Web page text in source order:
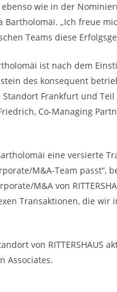
wie in der
Bartholomäi. „Ich freue
Teams diese
ist nach dem
des konsequent
Frankfurt und
Co-Managing
eine versierte
M&A-Team passt“,
M&A von
Transaktionen, die
von RITTERSHAUS
Associates.